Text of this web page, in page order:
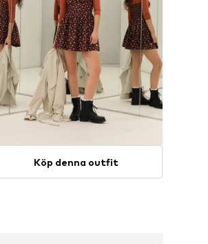
Köp denna outfit